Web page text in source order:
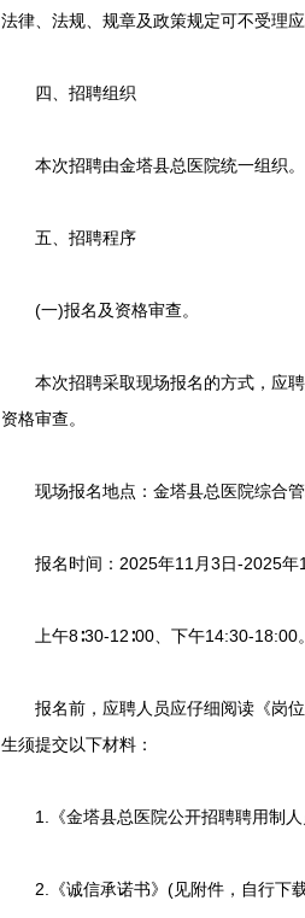
法律、法规、规章及政策规定可不受理应
四、招聘组织
本次招聘由金塔县总医院统一组织。
五、招聘程序
(一)报名及资格审查。
本次招聘采取现场报名的方式，应聘
资格审查。
现场报名地点：金塔县总医院综合管
报名时间：2025年11月3日-2025年
上午8∶30-12∶00、下午14:30-18:00。
报名前，应聘人员应仔细阅读《岗位
生须提交以下材料：
1.《金塔县总医院公开招聘聘用制人
2.《诚信承诺书》(见附件，自行下